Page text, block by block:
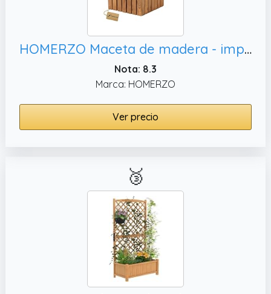
HOMERZO Maceta de madera - impermeabilizada y resistente a la intemperie - con inserto de plástico extraíble - Maceta para plantas y jardinera para balcón, terraza (Vertical marrón)
Nota: 8.3
Marca: HOMERZO
Ver precio
🥉